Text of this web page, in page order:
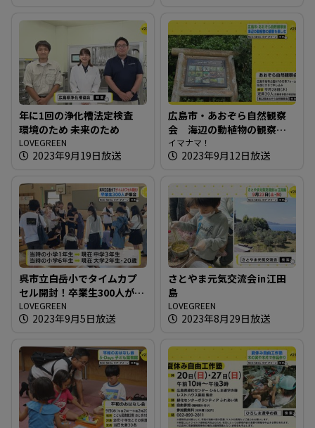
年に1回の浄化槽法定検査
環境のため 未来のため
LOVEGREEN
2023年9月19日放送
広島市・あおぞら自然観察
会 海辺の動植物の観察を
楽しむ
イマナマ！
2023年9月12日放送
呉市立白岳小でタイムカプ
セル開封！卒業生300人が集
合
LOVEGREEN
2023年9月5日放送
さとやま元気交流会㏌江田
島
LOVEGREEN
2023年8月29日放送